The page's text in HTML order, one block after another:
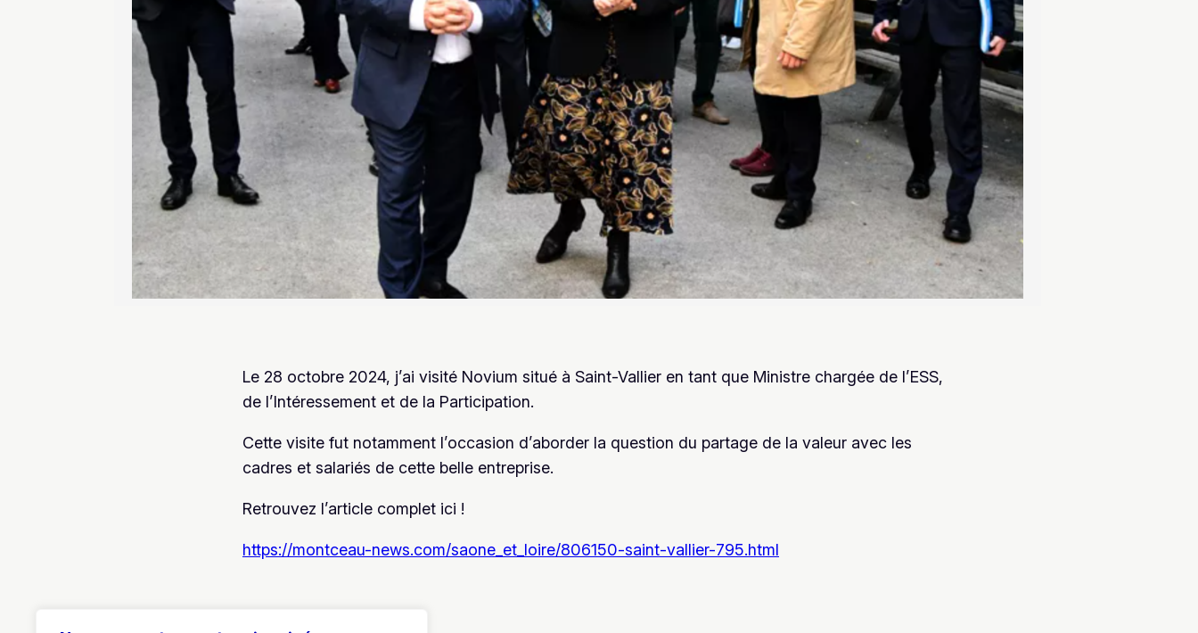
Le 28 octobre 2024, j’ai visité Novium situé à Saint-Vallier en tant que Ministre chargée de l’ESS,
de l’Intéressement et de la Participation.
Cette visite fut notamment l’occasion d’aborder la question du partage de la valeur avec les
cadres et salariés de cette belle entreprise.
Retrouvez l’article complet ici !
https://montceau-news.com/saone_et_loire/806150-saint-vallier-795.html